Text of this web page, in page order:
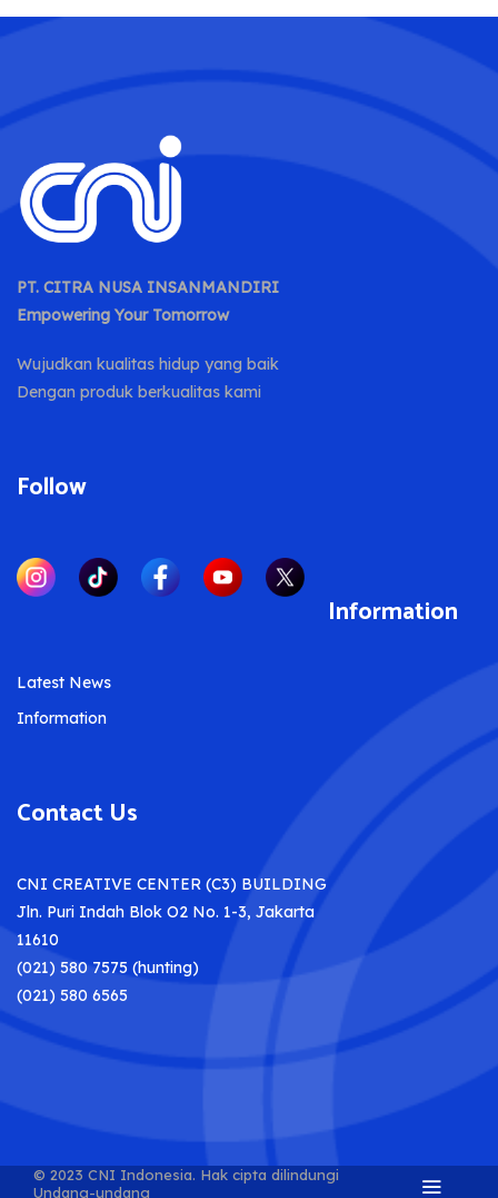
PT. CITRA NUSA INSANMANDIRI
Empowering Your Tomorrow
Wujudkan kualitas hidup yang baik
Dengan produk berkualitas kami
Follow
Information
Latest News
Information
Contact Us
CNI CREATIVE CENTER (C3) BUILDING
Jln. Puri Indah Blok O2 No. 1-3, Jakarta
11610
(021) 580 7575 (hunting)
(021) 580 6565
© 2023 CNI Indonesia. Hak cipta dilindungi
Undang-undang